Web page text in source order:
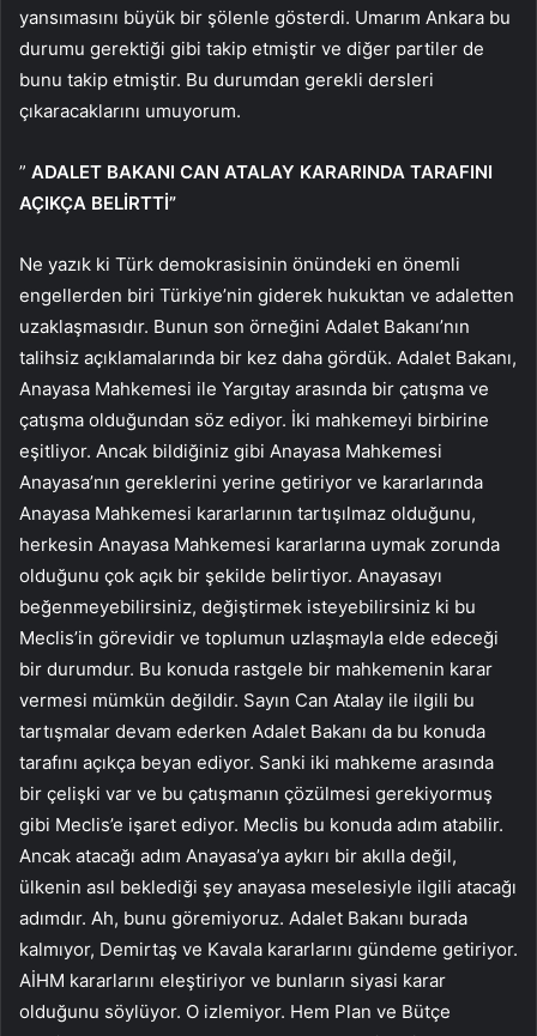
yansımasını büyük bir şölenle gösterdi. Umarım Ankara bu
durumu gerektiği gibi takip etmiştir ve diğer partiler de
bunu takip etmiştir. Bu durumdan gerekli dersleri
çıkaracaklarını umuyorum.
” ADALET BAKANI CAN ATALAY KARARINDA TARAFINI
AÇIKÇA BELİRTTİ”
Ne yazık ki Türk demokrasisinin önündeki en önemli
engellerden biri Türkiye’nin giderek hukuktan ve adaletten
uzaklaşmasıdır. Bunun son örneğini Adalet Bakanı’nın
talihsiz açıklamalarında bir kez daha gördük. Adalet Bakanı,
Anayasa Mahkemesi ile Yargıtay arasında bir çatışma ve
çatışma olduğundan söz ediyor. İki mahkemeyi birbirine
eşitliyor. Ancak bildiğiniz gibi Anayasa Mahkemesi
Anayasa’nın gereklerini yerine getiriyor ve kararlarında
Anayasa Mahkemesi kararlarının tartışılmaz olduğunu,
herkesin Anayasa Mahkemesi kararlarına uymak zorunda
olduğunu çok açık bir şekilde belirtiyor. Anayasayı
beğenmeyebilirsiniz, değiştirmek isteyebilirsiniz ki bu
Meclis’in görevidir ve toplumun uzlaşmayla elde edeceği
bir durumdur. Bu konuda rastgele bir mahkemenin karar
vermesi mümkün değildir. Sayın Can Atalay ile ilgili bu
tartışmalar devam ederken Adalet Bakanı da bu konuda
tarafını açıkça beyan ediyor. Sanki iki mahkeme arasında
bir çelişki var ve bu çatışmanın çözülmesi gerekiyormuş
gibi Meclis’e işaret ediyor. Meclis bu konuda adım atabilir.
Ancak atacağı adım Anayasa’ya aykırı bir akılla değil,
ülkenin asıl beklediği şey anayasa meselesiyle ilgili atacağı
adımdır. Ah, bunu göremiyoruz. Adalet Bakanı burada
kalmıyor, Demirtaş ve Kavala kararlarını gündeme getiriyor.
AİHM kararlarını eleştiriyor ve bunların siyasi karar
olduğunu söylüyor. O izlemiyor. Hem Plan ve Bütçe